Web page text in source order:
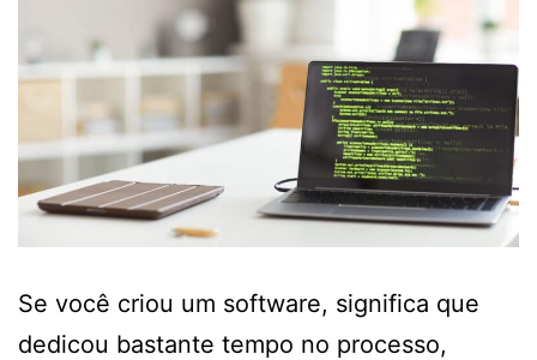
Se você criou um software, significa que
dedicou bastante tempo no processo,